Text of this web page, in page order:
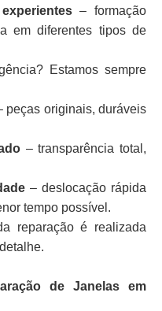
– formação
em diferentes tipos de
Estamos sempre
peças originais, duráveis
– transparência total,
– deslocação rápida
tempo possível.
reparação é realizada
de Janelas em